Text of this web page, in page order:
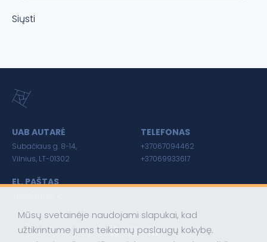
Siųsti
UAB AUTARĖ
Subačiaus g. 8-14,
Vilnius, LT-01302
TELEFONAS
+37067094462
+37069933617
EL. PAŠTAS
Mūsų svetainėje naudojami slapukai, kad
užtikrintume jums teikiamų paslaugų kokybę.